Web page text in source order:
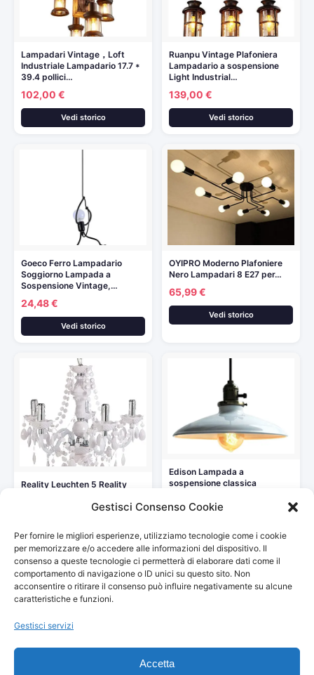
Gestisci Consenso Cookie
Per fornire le migliori esperienze, utilizziamo tecnologie come i cookie
per memorizzare e/o accedere alle informazioni del dispositivo. Il
consenso a queste tecnologie ci permetterà di elaborare dati come il
comportamento di navigazione o ID unici su questo sito. Non
acconsentire o ritirare il consenso può influire negativamente su alcune
caratteristiche e funzioni.
Gestisci servizi
Accetta
Lampadari Vintage，Loft
Industriale Lampadario 17.7 *
39.4 pollici…
102,00 €
Vedi storico
Ruanpu Vintage Plafoniera
Lampadario a sospensione
Light Industrial…
139,00 €
Vedi storico
Goeco Ferro Lampadario
Soggiorno Lampada a
Sospensione Vintage,…
24,48 €
Vedi storico
OYIPRO Moderno Plafoniere
Nero Lampadari 8 E27 per…
65,99 €
Vedi storico
Reality Leuchten 5 Reality
Vedi storico
Edison Lampada a
sospensione classica
35,00 €
Vedi storico
© 2026Arredamento Vintage, Retrò
Partecipante al Programma di Affiliazione Amazon EU, un programma